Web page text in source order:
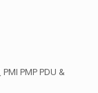
PMP PDU &